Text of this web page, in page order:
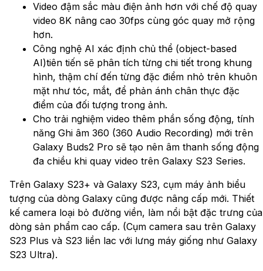
Video đậm sắc màu điện ảnh hơn với chế độ quay
video 8K nâng cao 30fps cùng góc quay mở rộng
hơn.
Công nghệ AI xác định chủ thể (object-based
AI)tiên tiến sẽ phân tích từng chi tiết trong khung
hình, thậm chí đến từng đặc điểm nhỏ trên khuôn
mặt như tóc, mắt, để phản ánh chân thực đặc
điểm của đối tượng trong ảnh.
Cho trải nghiệm video thêm phần sống động, tính
năng Ghi âm 360 (360 Audio Recording) mới trên
Galaxy Buds2 Pro sẽ tạo nên âm thanh sống động
đa chiều khi quay video trên Galaxy S23 Series.
Trên Galaxy S23+ và Galaxy S23, cụm máy ảnh biểu
tượng của dòng Galaxy cũng được nâng cấp mới. Thiết
kế camera loại bỏ đường viền, làm nổi bật đặc trưng của
dòng sản phẩm cao cấp. (Cụm camera sau trên Galaxy
S23 Plus và S23 liền lac với lưng máy giống như Galaxy
S23 Ultra).